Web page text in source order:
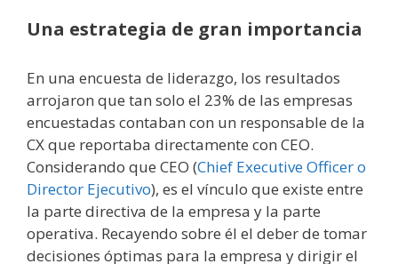
Una estrategia de gran importancia
En una encuesta de liderazgo, los resultados
arrojaron que tan solo el 23% de las empresas
encuestadas contaban con un responsable de la
CX que reportaba directamente con CEO.
Considerando que CEO (Chief Executive Officer o
Director Ejecutivo), es el vínculo que existe entre
la parte directiva de la empresa y la parte
operativa. Recayendo sobre él el deber de tomar
decisiones óptimas para la empresa y dirigir el